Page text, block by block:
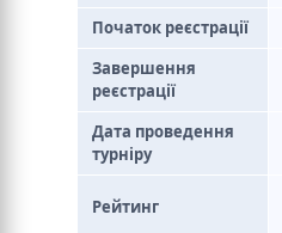
Початок реєстрації
Завершення
реєстрації
Дата проведення
турніру
Рейтинг